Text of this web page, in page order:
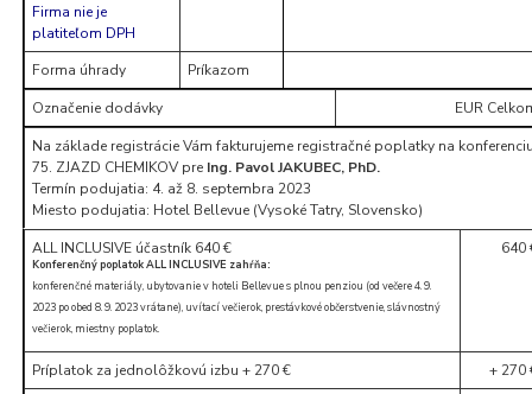
Firma nie je
platiteľom DPH
Forma úhrady
Príkazom
Označenie dodávky
EUR
Na základe registrácie Vám fakturujeme registračné poplatky na
75. ZJAZD CHEMIKOV pre Ing. Pavol JAKUBEC, PhD.
Termín podujatia: 4. až 8. septembra 2023
Miesto podujatia: Hotel Bellevue (Vysoké Tatry, Slovensko)
ALL INCLUSIVE účastník 640 €
Konferenčný poplatok ALL INCLUSIVE zahŕňa:
konferenčné materiály, ubytovanie v hoteli Bellevue s plnou penziou (od večere 4. 9.
2023 po obed 8. 9. 2023 vrátane), uvítací večierok, prestávkové občerstvenie, slávnostný
večierok, miestny poplatok.
640
Príplatok za jednolôžkovú izbu + 270 €
+ 270